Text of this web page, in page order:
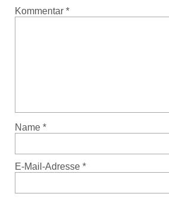
Kommentar *
Name *
E-Mail-Adresse *